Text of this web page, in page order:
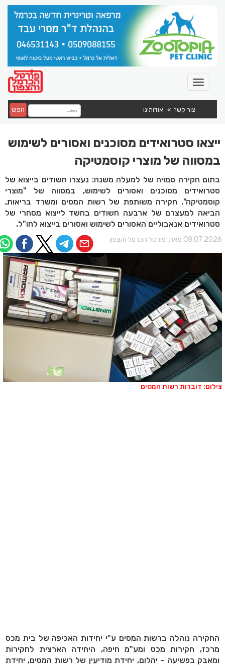
צור קשר אודותינו חפש
ייצאו סטרואידים מסוכנים ואסורים לשימוש
במסווה של מוצרי קוסמטיקה
בתום חקירה סמויה של למעלה משנה: נעצרו חשודים בייצוא של
סטרואידים מסוכנים ואסורים לשימוש, במסווה של "מוצרי
קוסמטיקה". חקירה משותפת של רשות המסים ומשרד בריאות,
הביאה למעצרם של ארבעה חשודים בחשד לייצוא מסחרי של
סטרואידים אנאבוליים האסורים לשימוש ואסורים בייצוא לחו"ל.
מאת: פורטל הכרמל והצפון
דוברות רשות המסים
החקירה נוהלה ברשות המסים ע"י יחידות האכיפה של בית מכס
מרכז, חקירות מכס ומע"מ חיפה, היחידה הארצית לחקירות
ומאבק בפשיעה - יהלום, יחידת מודיעין של רשות המסים, יחידת